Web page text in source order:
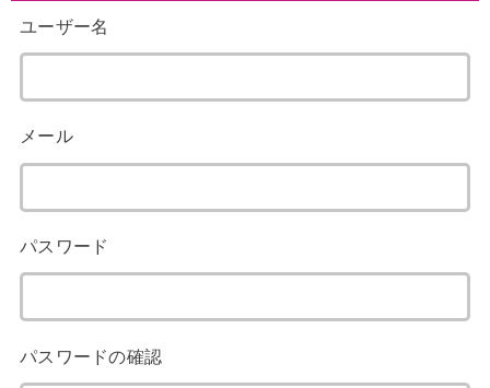
ユーザー名
メール
パスワード
パスワードの確認